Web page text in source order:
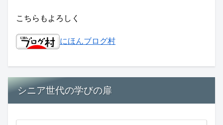
こちらもよろしく
にほんブログ村
シニア世代の学びの扉